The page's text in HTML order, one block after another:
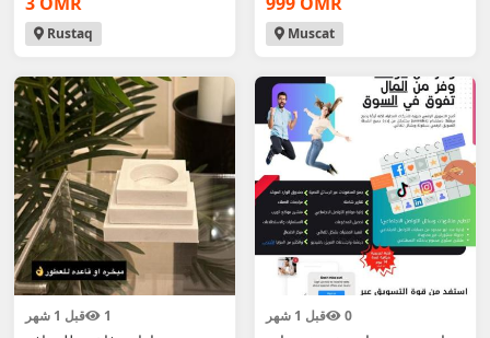
Rustaq Muscat
قبل 1 شهر 1 قبل 1 شهر 0